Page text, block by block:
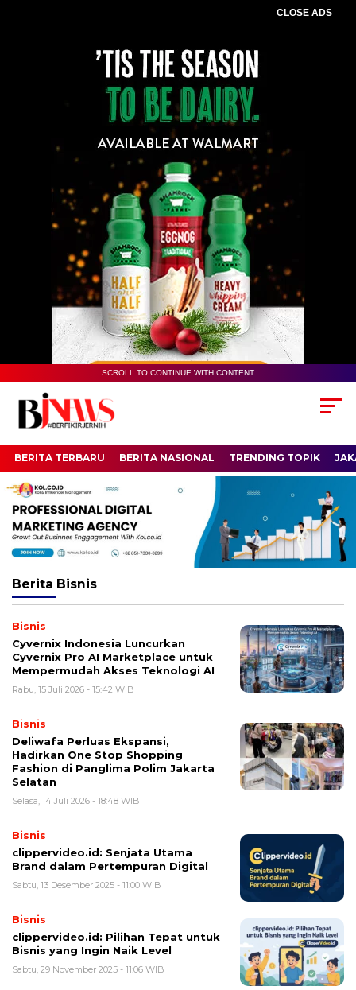
CLOSE ADS
SCROLL TO CONTINUE WITH CONTENT
BERITA TERBARU BERITA NASIONAL TRENDING TOPIK
Berita Bisnis
Bisnis
Cyvernix Indonesia Luncurkan
Cyvernix Pro AI Marketplace untuk
Mempermudah Akses Teknologi AI
Rabu, 15 Juli 2026 - 15:42 WIB
Bisnis
Deliwafa Perluas Ekspansi,
Hadirkan One Stop Shopping
Fashion di Panglima Polim Jakarta
Selatan
Selasa, 14 Juli 2026 - 18:48 WIB
Bisnis
clippervideo.id: Senjata Utama
Brand dalam Pertempuran Digital
Sabtu, 13 Desember 2025 - 11:00 WIB
Bisnis
clippervideo.id: Pilihan Tepat untuk
Bisnis yang Ingin Naik Level
Sabtu, 29 November 2025 - 11:06 WIB